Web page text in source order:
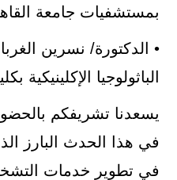
بمستشفيات جامعة
• الدكتورة/ نسرين
الباثولوجيا
يسعدنا تشريفكم
في هذا الحدث البارز
في تطوير خدمات